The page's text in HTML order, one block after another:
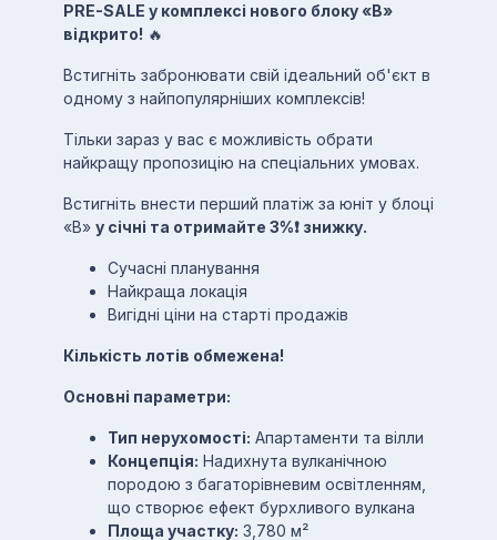
PRE-SALE у комплексі нового блоку «В»
відкрито! 🔥
Встигніть забронювати свій ідеальний об'єкт в
одному з найпопулярніших комплексів!
Тільки зараз у вас є можливість обрати
найкращу пропозицію на спеціальних умовах.
Встигніть внести перший платіж за юніт у блоці
«В» у січні та отримайте 3%❗️ знижку.
Сучасні планування
Найкраща локація
Вигідні ціни на старті продажів
Кількість лотів обмежена!
Основні параметри:
Тип нерухомості: Апартаменти та вілли
Концепція: Надихнута вулканічною
породою з багаторівневим освітленням,
що створює ефект бурхливого вулкана
Площа участку: 3,780 м²